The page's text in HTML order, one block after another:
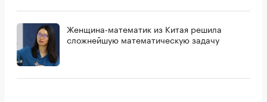
Женщина-математик из Китая решила
сложнейшую математическую задачу